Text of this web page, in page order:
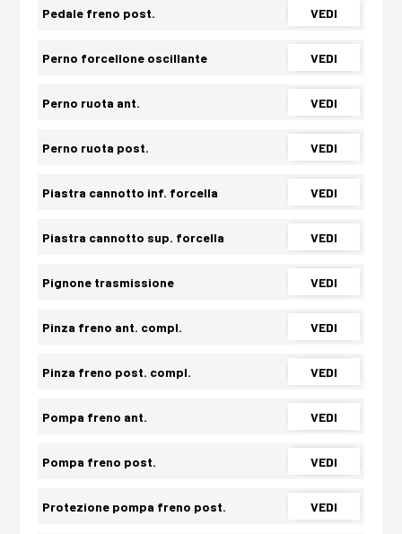
Pedale freno post. VEDI
Perno forcellone oscillante VEDI
Perno ruota ant. VEDI
Perno ruota post. VEDI
Piastra cannotto inf. forcella VEDI
Piastra cannotto sup. forcella VEDI
Pignone trasmissione VEDI
Pinza freno ant. compl. VEDI
Pinza freno post. compl. VEDI
Pompa freno ant. VEDI
Pompa freno post. VEDI
Protezione pompa freno post. VEDI